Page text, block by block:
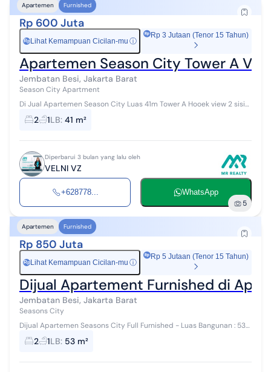
Apartemen Furnished
Rp 600 Juta
RpLihat Kemampuan Cicilan-mu ⓘ
Rp 3 Jutaan (Tenor 15 Tahun)
Apartemen Season City Tower A
Jembatan Besi, Jakarta Barat
Season City Apartment
Di Jual Apartemen Season City Luas 41m Tower A Hooek view 2 sisi
Sangat Bagus 2KT +1KM Furnish Full Rp.600Jt Nego Velni vz
0877xxxxxxxx
2 1LB: 41 m²
Diperbarui 3 bulan yang lalu oleh
VELNI VZ
+628778... WhatsApp
5
Apartemen Furnished
Rp 850 Juta
RpLihat Kemampuan Cicilan-mu ⓘ
Rp 5 Jutaan (Tenor 15 Tahun)
Dijual Apartement Furnished di
Jembatan Besi, Jakarta Barat
Seasons City
Dijual Apartemen Seasons City Full Furnished - Luas Bangunan : 53
m² - Full Furnished, Posisi Hook - Lantai : 27 - 2 Kamar Tidur - 1
Kamar Mandi...
2 1LB: 53 m²